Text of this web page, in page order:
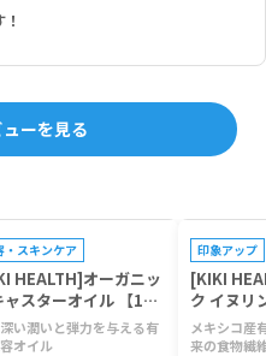
ーを見る
・スキンケア
HEALTH]オーガニッ
ャスターオイル 【1本
】
い潤いと弾力を与える有
オイル
印象アップ
[KIKI
ク イヌリ
250g】
メキシコ産
来の食物繊